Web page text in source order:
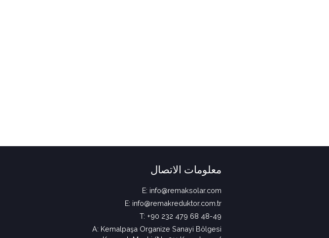
معلومات الاتصال
E: info@remaksolar.com
E: info@remakreduktor.com.tr
T: +90 232 479 68 48-49
A: Kemalpaşa Organize Sanayi Bölgesi